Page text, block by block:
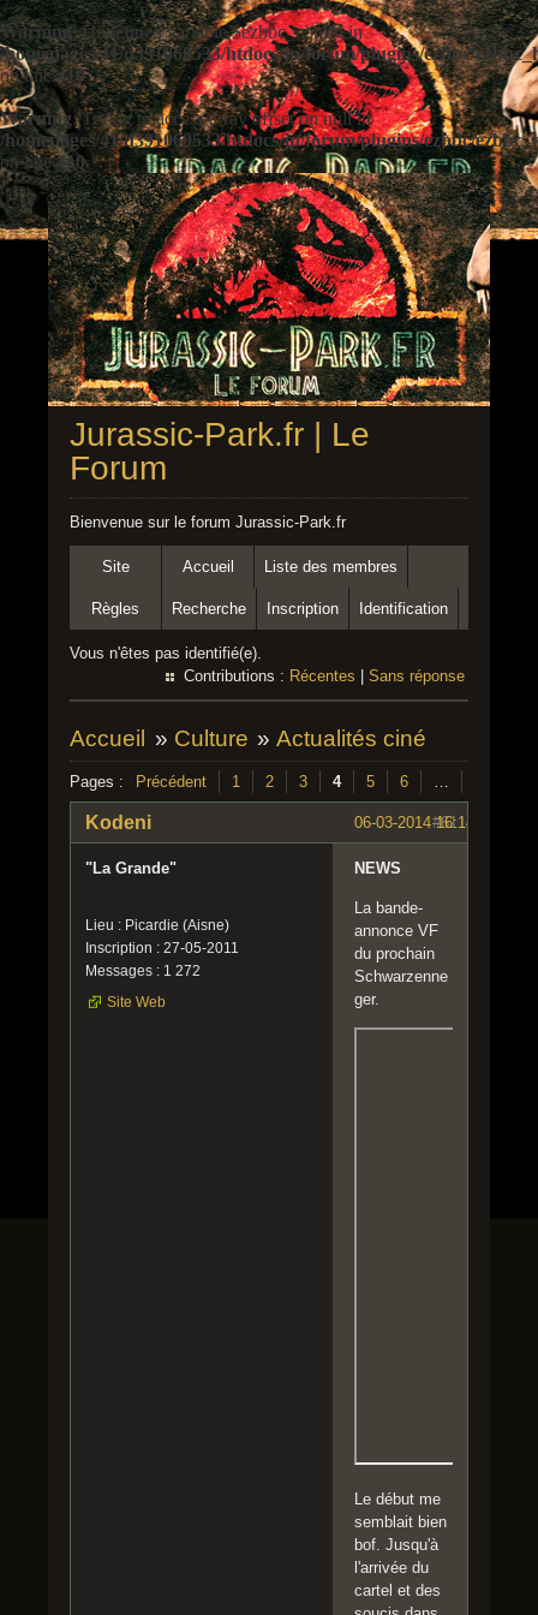
Warning: Undefined variable $ezbbc_config in
/homepages/41/d391060533/htdocs/jp/forum/plugins/ezbbc/
on line410
Warning: Trying to access array offset on null in
/homepages/41/d391060533/htdocs/jp/forum/plugins/ezbbc/
on line410
Jurassic-Park.fr | Le
Forum
Bienvenue sur le forum Jurassic-Park.fr
Site Accueil Liste des membres
Règles Recherche Inscription Identification
Vous n'êtes pas identifié(e).
Contributions : Récentes Sans réponse
Accueil » Culture »Actualités ciné
Pages : Précédent 1 2 3 4 5 6 …
#61
06-03-2014 16:14:27
Kodeni
"La Grande"
Lieu : Picardie (Aisne)
Inscription : 27-05-2011
Messages : 1 272
Site Web
NEWS
La bande-
annonce VF
du prochain
Schwarzenne
ger.
Le début me
semblait bien
bof. Jusqu'à
l'arrivée du
cartel et des